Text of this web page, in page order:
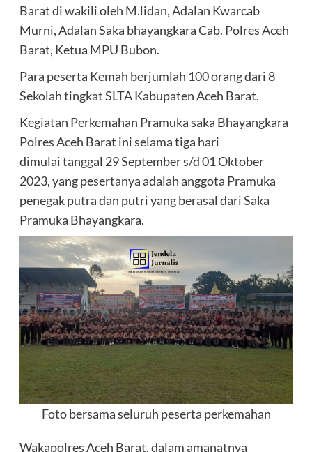
Barat di wakili oleh M.lidan, Adalan Kwarcab
Murni, Adalan Saka bhayangkara Cab. Polres Aceh
Barat, Ketua MPU Bubon.
Para peserta Kemah berjumlah 100 orang dari 8
Sekolah tingkat SLTA Kabupaten Aceh Barat.
Kegiatan Perkemahan Pramuka saka Bhayangkara
Polres Aceh Barat ini selama tiga hari
dimulai tanggal 29 September s/d 01 Oktober
2023, yang pesertanya adalah anggota Pramuka
penegak putra dan putri yang berasal dari Saka
Pramuka Bhayangkara.
Foto bersama seluruh peserta perkemahan
Wakapolres Aceh Barat, dalam amanatnya